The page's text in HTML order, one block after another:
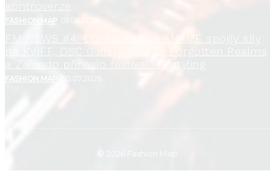
FASHION MAP
FM NEWS #4: L’Oréal Paris a ANAMÉ spojily síly
na KVIFF, DSC Gallery otevírá Forgotten Realms
a Zalando přineslo festivalový styling
FASHION MAP